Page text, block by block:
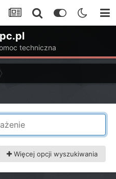
techniczna
Więcej opcji wyszukiwania